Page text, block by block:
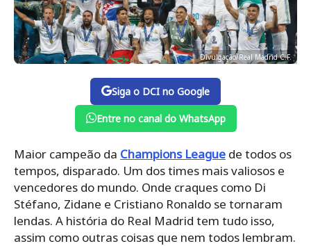
Divulgação/Real Madrid C.F.
Siga o DCI no Google
Entre no canal do WhatsApp
Maior campeão da Champions League de todos os
tempos, disparado. Um dos times mais valiosos e
vencedores do mundo. Onde craques como Di
Stéfano, Zidane e Cristiano Ronaldo se tornaram
lendas. A história do Real Madrid tem tudo isso,
assim como outras coisas que nem todos lembram.